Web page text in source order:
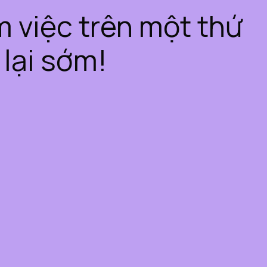
việc trên một thứ
sớm!